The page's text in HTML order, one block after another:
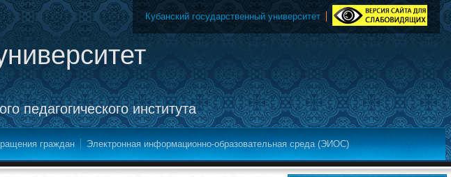
педагогического института
Кубанский государственный университет
граждан Электронная информационно-образовательная среда (ЭИОС)